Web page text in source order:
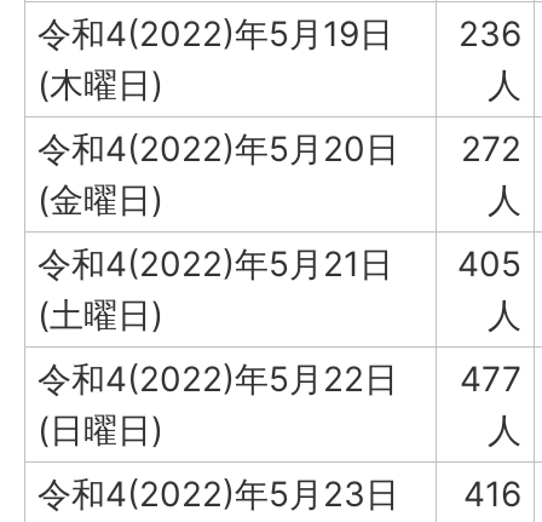
令和4(2022)年5月19日
(木曜日)
236
人
令和4(2022)年5月20日
(金曜日)
272
人
令和4(2022)年5月21日
(土曜日)
405
人
令和4(2022)年5月22日
(日曜日)
477
人
令和4(2022)年5月23日
416